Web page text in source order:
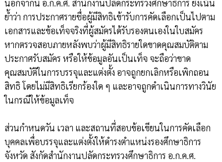
นอกจากนี้ อ.ก.ค.ศ. สำนักงานปลัดกระทรวงศึกษาธิการ ยังเน้น
ย้ำว่า การประกาศรายชื่อผู้มีสิทธิเข้ารับการคัดเลือกเป็นไปตาม
เอกสารและข้อเท็จจริงที่ผู้สมัครได้รับรองตนเองในใบสมัคร
หากตรวจสอบภายหลังพบว่าผู้มีสิทธิรายใดขาดคุณสมบัติตาม
ประกาศรับสมัคร หรือให้ข้อมูลอันเป็นเท็จ จะถือว่าขาด
คุณสมบัติในการบรรจุและแต่งตั้ง อาจถูกยกเลิกหรือเพิกถอน
สิทธิ โดยไม่มีสิทธิเรียกร้องใด ๆ และอาจถูกดำเนินการทางวินัย
ในกรณีให้ข้อมูลเท็จ
ส่วนกำหนดวัน เวลา และสถานที่สอบข้อเขียนในการคัดเลือก
บุคคลเพื่อบรรจุและแต่งตั้งให้ดำรงตำแหน่งรองศึกษาธิการ
จังหวัด สังกัดสำนักงานปลัดกระทรวงศึกษาธิการ อ.ก.ค.ศ.